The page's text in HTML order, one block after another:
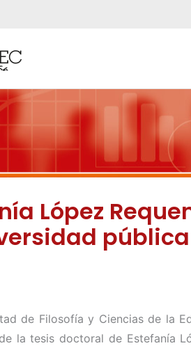
López
de Filosofía y Ciencias de la
la tesis doctoral de Estefanía